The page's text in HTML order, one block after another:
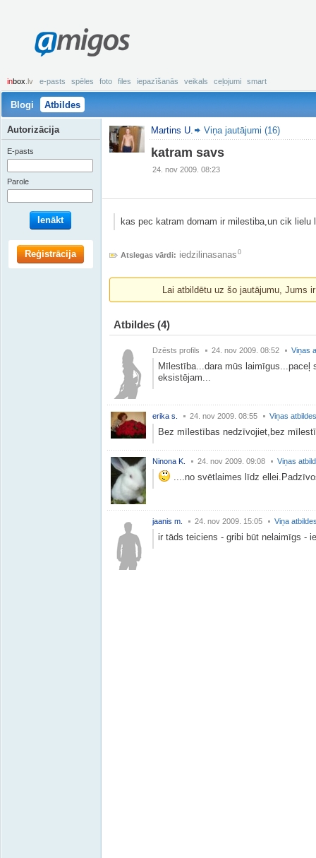
amigos
inbox .lv e-pasts spēles foto files iepazīšanās veikals ceļojumi smart
Blogi Atbildes
Martins U. Viņa jautājumi (16)
katram savs
24. nov 2009. 08:23
kas pec katram domam ir milestiba,un cik lielu
Atslegas vārdi: iedzilinasanas 0
Lai atbildētu uz šo jautājumu, Jums
Atbildes (4)
Dzēsts profils 24. nov 2009. 08:52 Viņas
Mīlestība...dara mūs laimīgus...paceļ
eksistējam...
erika s. 24. nov 2009. 08:55 Viņas atbildes
Bez mīlestības nedzīvojiet,bez
Ninona K. 24. nov 2009. 09:08 Viņas
....no svētlaimes līdz
jaanis m. 24. nov 2009. 15:05 Viņa
ir tāds teiciens - gribi būt nelaimīgs -
Autorizācija
E-pasts
Parole
Ienākt
Reģistrācija